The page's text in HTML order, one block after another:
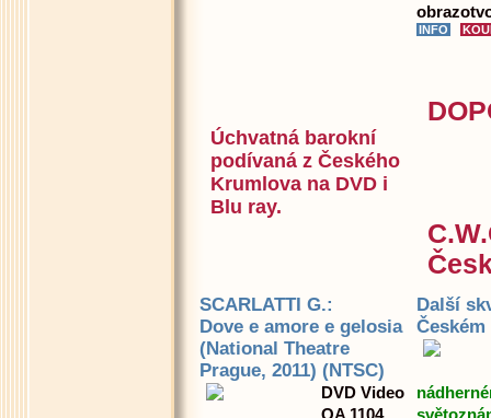
Úchvatná barokní
podívaná z Českého
Krumlova na DVD i
Blu ray.
SCARLATTI G.:
Dove e amore e gelosia
(National Theatre
Prague, 2011) (NTSC)
DVD Video
OA 1104
Další